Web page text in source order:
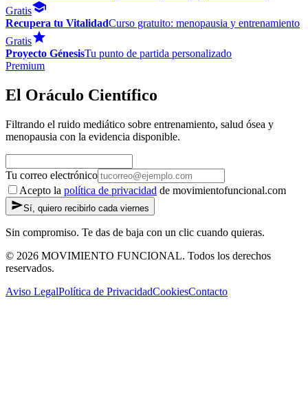
Gratis
Recupera tu VitalidadCurso gratuito: menopausia y entrenamiento
Gratis
Proyecto GénesisTu punto de partida personalizado
Premium
El Oráculo Científico
Filtrando el ruido mediático sobre entrenamiento, salud ósea y
menopausia con la evidencia disponible.
Tu correo electrónico
Acepto la política de privacidad de movimientofuncional.com
Sí, quiero recibirlo cada viernes
Sin compromiso. Te das de baja con un clic cuando quieras.
© 2026 MOVIMIENTO FUNCIONAL. Todos los derechos
reservados.
Aviso LegalPolítica de PrivacidadCookiesContacto